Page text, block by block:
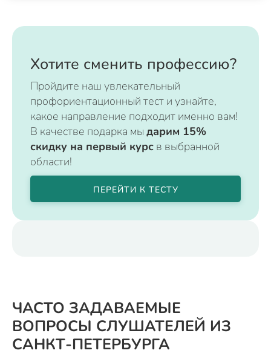
Хотите сменить профессию?
Пройдите наш увлекательный
профориентационный тест и узнайте,
какое направление подходит именно вам!
В качестве подарка мы дарим 15%
скидку на первый курс в выбранной
области!
ПЕРЕЙТИ К ТЕСТУ
ЧАСТО ЗАДАВАЕМЫЕ
ВОПРОСЫ СЛУШАТЕЛЕЙ ИЗ
САНКТ-ПЕТЕРБУРГА